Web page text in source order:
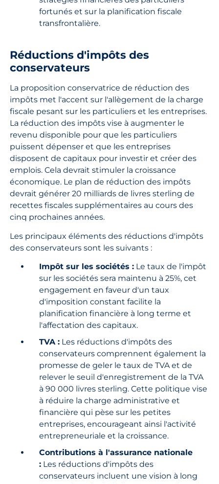
fortunés et sur la planification fiscale
transfrontalière.
Réductions d'impôts des
conservateurs
La proposition conservatrice de réduction des
impôts met l'accent sur l'allègement de la charge
fiscale pesant sur les particuliers et les entreprises.
La réduction des impôts vise à augmenter le
revenu disponible pour que les particuliers
puissent dépenser et que les entreprises
disposent de capitaux pour investir et créer des
emplois. Cela devrait stimuler la croissance
économique. Le plan de réduction des impôts
devrait générer 20 milliards de livres sterling de
recettes fiscales supplémentaires au cours des
cinq prochaines années.
Les principaux éléments des réductions d'impôts
des conservateurs sont les suivants :
Impôt sur les sociétés : Le taux de l'impôt
sur les sociétés sera maintenu à 25%, cet
engagement en faveur d'un taux
d'imposition constant facilite la
planification financière à long terme et
l'affectation des capitaux.
TVA : Les réductions d'impôts des
conservateurs comprennent également la
promesse de geler le taux de TVA et de
relever le seuil d'enregistrement de la TVA
à 90 000 livres sterling. Cette politique vise
à réduire la charge administrative et
financière qui pèse sur les petites
entreprises, encourageant ainsi l'activité
entrepreneuriale et la croissance.
Contributions à l'assurance nationale
: Les réductions d'impôts des
conservateurs incluent une vision à long